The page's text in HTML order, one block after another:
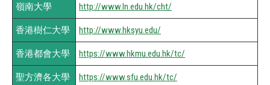
嶺南大學 http://www.ln.edu.hk/cht/
香港樹仁大學 http://www.hksyu.edu/
香港都會大學 https://www.hkmu.edu.hk/tc/
聖方濟各大學 https://www.sfu.edu.hk/tc/